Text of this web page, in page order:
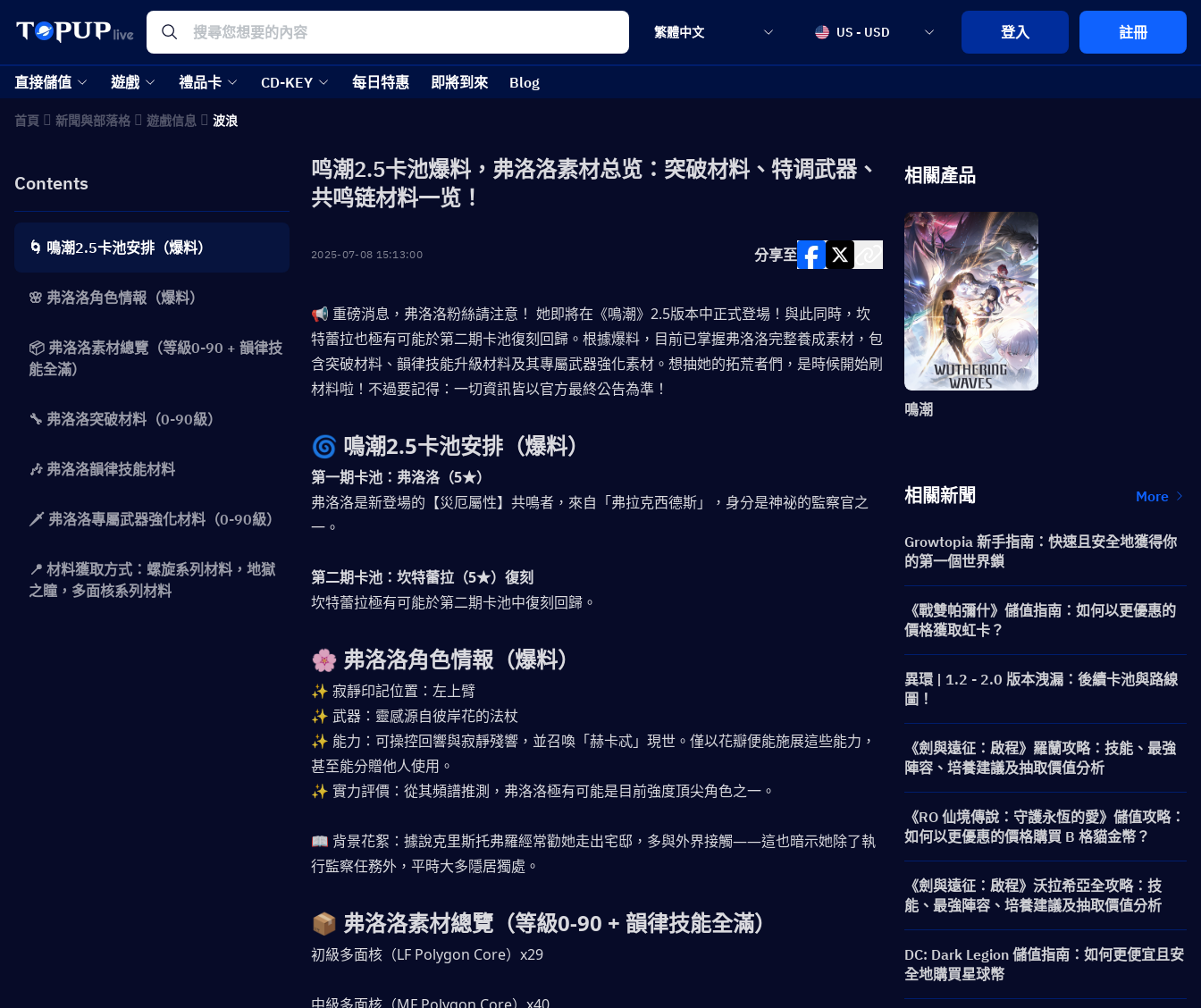
繁體中文 US - USD 登入 註冊
直接儲值 遊戲 禮品卡 CD-KEY 每日特惠 即將到來 Blog
首頁 新聞與部落格 遊戲信息 波浪
Contents
🌀 鳴潮2.5卡池安排（爆料）
🌸 弗洛洛角色情報（爆料）
📦 弗洛洛素材總覽（等級0-90 + 韻律技
能全滿）
🔧 弗洛洛突破材料（0-90級）
🎶 弗洛洛韻律技能材料
🗡️ 弗洛洛專屬武器強化材料（0-90級）
📍 材料獲取方式：螺旋系列材料，地獄
之瞳，多面核系列材料
鸣潮2.5卡池爆料，弗洛洛素材总览：突破材料、特调武器、
共鸣链材料一览！
2025-07-08 15:13:00 分享至
📢 重磅消息，弗洛洛粉絲請注意！ 她即將在《鳴潮》2.5版本中正式登場！與此同時，坎
特蕾拉也極有可能於第二期卡池復刻回歸。根據爆料，目前已掌握弗洛洛完整養成素材，包
含突破材料、韻律技能升級材料及其專屬武器強化素材。想抽她的拓荒者們，是時候開始刷
材料啦！不過要記得：一切資訊皆以官方最終公告為準！
🌀 鳴潮2.5卡池安排（爆料）
第一期卡池：弗洛洛（5★）
弗洛洛是新登場的【災厄屬性】共鳴者，來自「弗拉克西德斯」，身分是神祕的監察官之
一。
第二期卡池：坎特蕾拉（5★）復刻
坎特蕾拉極有可能於第二期卡池中復刻回歸。
🌸 弗洛洛角色情報（爆料）
✨ 寂靜印記位置：左上臂
✨ 武器：靈感源自彼岸花的法杖
✨ 能力：可操控回響與寂靜殘響，並召喚「赫卡忒」現世。僅以花瓣便能施展這些能力，
甚至能分贈他人使用。
✨ 實力評價：從其頻譜推測，弗洛洛極有可能是目前強度頂尖角色之一。
📖 背景花絮：據說克里斯托弗羅經常勸她走出宅邸，多與外界接觸——這也暗示她除了執
行監察任務外，平時大多隱居獨處。
📦 弗洛洛素材總覽（等級0-90 + 韻律技能全滿）
初級多面核（LF Polygon Core）x29
相關產品
鳴潮
相關新聞 More
Growtopia 新手指南：快速且安全地獲得你
的第一個世界鎖
《戰雙帕彌什》儲值指南：如何以更優惠的
價格獲取虹卡？
異環 | 1.2 - 2.0 版本洩漏：後續卡池與路線
圖！
《劍與遠征：啟程》羅蘭攻略：技能、最強
陣容、培養建議及抽取價值分析
《RO 仙境傳說：守護永恆的愛》儲值攻略：
如何以更優惠的價格購買 B 格貓金幣？
《劍與遠征：啟程》沃拉希亞全攻略：技
能、最強陣容、培養建議及抽取價值分析
DC: Dark Legion 儲值指南：如何更便宜且安
全地購買星球幣